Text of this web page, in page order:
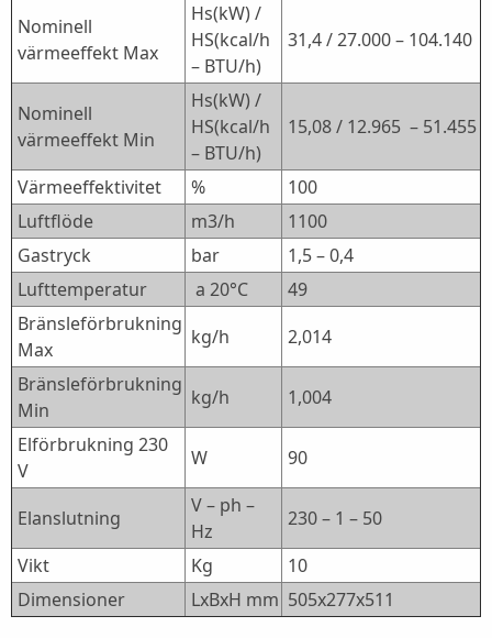
Nominell
värmeeffekt Max
Hs(kW) /
HS(kcal/h
– BTU/h)
31,4 / 27.000 – 104.140
Nominell
värmeeffekt Min
Hs(kW) /
HS(kcal/h
– BTU/h)
15,08 / 12.965 – 51.455
Värmeeffektivitet %
100
Luftflöde
m3/h
1100
Gastryck
bar
1,5 – 0,4
Lufttemperatur
a 20°C
49
Bränsleförbrukning
Max
kg/h
2,014
Bränsleförbrukning
Min
kg/h
1,004
Elförbrukning 230
V
W 90
Elanslutning
V – ph –
Hz
230 – 1 – 50
Vikt
Kg
10
Dimensioner
LxBxH mm 505x277x511